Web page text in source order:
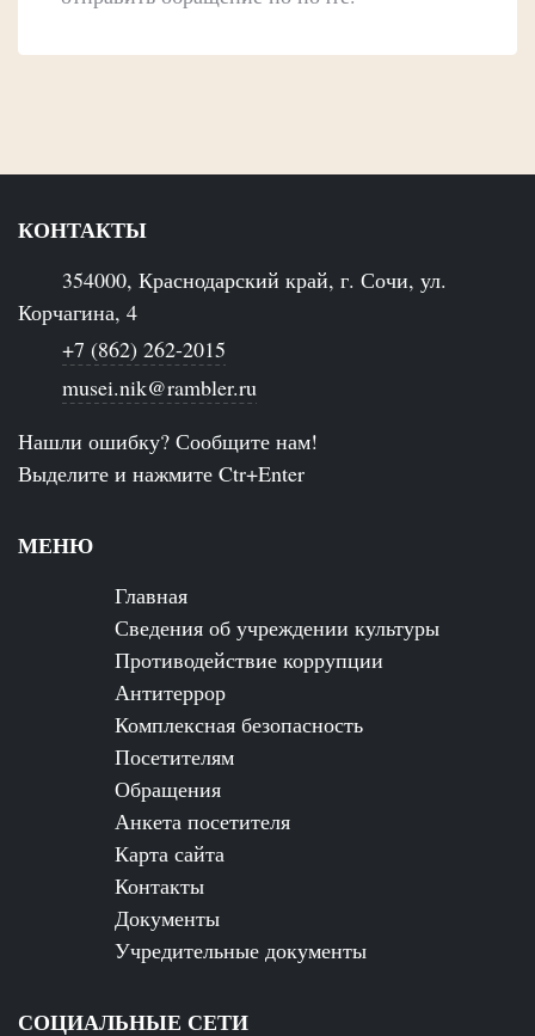
КОНТАКТЫ
354000, Краснодарский край, г. Сочи, ул.
Корчагина, 4
+7 (862) 262-2015
musei.nik@rambler.ru
Нашли ошибку? Сообщите нам!
Выделите и нажмите Ctr+Enter
МЕНЮ
Главная
Сведения об учреждении культуры
Противодействие коррупции
Антитеррор
Комплексная безопасность
Посетителям
Обращения
Анкета посетителя
Карта сайта
Контакты
Документы
Учредительные документы
СОЦИАЛЬНЫЕ СЕТИ